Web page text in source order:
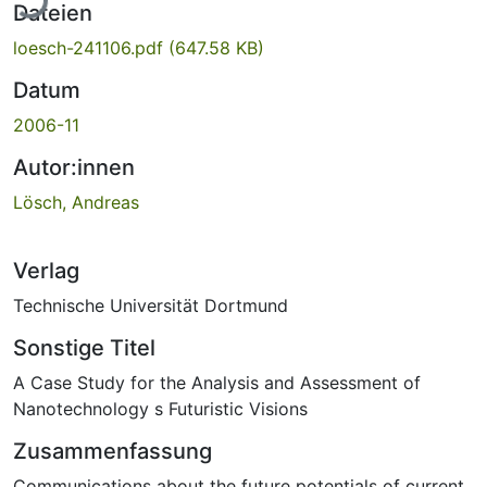
Dateien
loesch-241106.pdf (647.58 KB)
Datum
2006-11
Autor:innen
Lösch, Andreas
Verlag
Technische Universität Dortmund
Sonstige Titel
A Case Study for the Analysis and Assessment of
Nanotechnology s Futuristic Visions
Zusammenfassung